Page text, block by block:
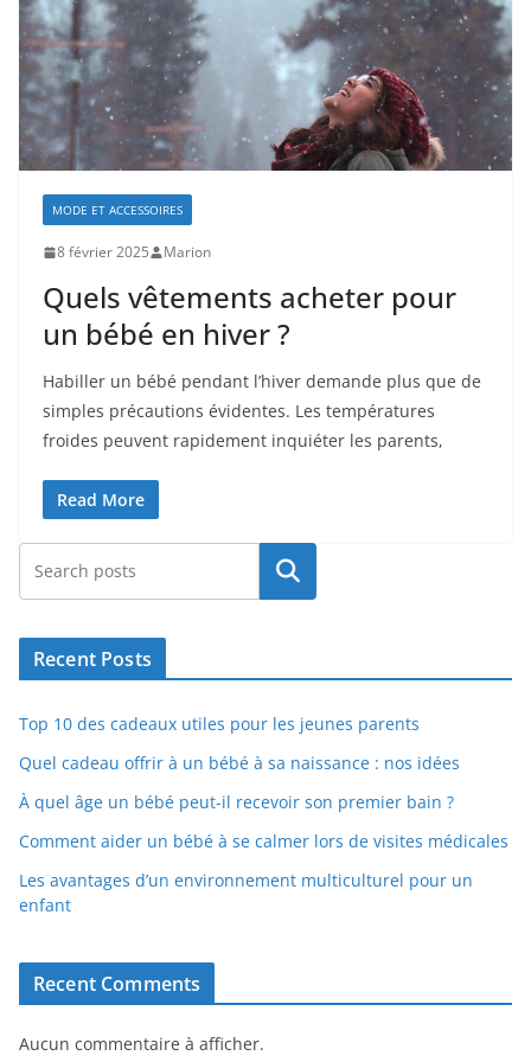
MODE ET ACCESSOIRES
8 février 2025 Marion
Quels vêtements acheter pour
un bébé en hiver ?
Habiller un bébé pendant l’hiver demande plus que de
simples précautions évidentes. Les températures
froides peuvent rapidement inquiéter les parents,
Read More
Rechercher
Recent Posts
Top 10 des cadeaux utiles pour les jeunes parents
Quel cadeau offrir à un bébé à sa naissance : nos idées
À quel âge un bébé peut-il recevoir son premier bain ?
Comment aider un bébé à se calmer lors de visites médicales
Les avantages d’un environnement multiculturel pour un
enfant
Recent Comments
Aucun commentaire à afficher.